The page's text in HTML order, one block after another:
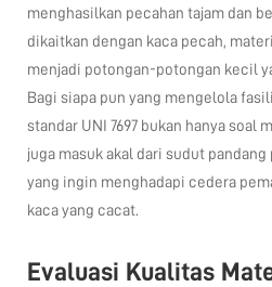
menghasilkan pecahan tajam dan
dikaitkan dengan kaca pecah,
menjadi potongan-potongan kecil
Bagi siapa pun yang mengelola
standar UNI 7697 bukan hanya soal
juga masuk akal dari sudut
yang ingin menghadapi cedera
kaca yang cacat.
Evaluasi Kualitas